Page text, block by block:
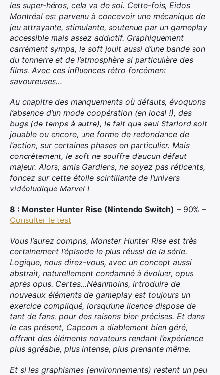
les super-héros, cela va de soi. Cette-fois, Eidos
Montréal est parvenu à concevoir une mécanique de
jeu attrayante, stimulante, soutenue par un gameplay
accessible mais assez addictif. Graphiquement
carrément sympa, le soft jouit aussi d’une bande son
du tonnerre et de l’atmosphère si particulière des
films. Avec ces influences rétro forcément
savoureuses…
Au chapitre des manquements où défauts, évoquons
l’absence d’un mode coopération (en local !), des
bugs (de temps à autre), le fait que seul Starlord soit
jouable ou encore, une forme de redondance de
l’action, sur certaines phases en particulier. Mais
concrètement, le soft ne souffre d’aucun défaut
majeur. Alors, amis Gardiens, ne soyez pas réticents,
foncez sur cette étoile scintillante de l’univers
vidéoludique Marvel !
8 : Monster Hunter Rise (Nintendo Switch) – 90% –
Consulter le test
Vous l’aurez compris, Monster Hunter Rise est très
certainement l’épisode le plus réussi de la série.
Logique, nous direz-vous, avec un concept aussi
abstrait, naturellement condamné à évoluer, opus
après opus. Certes…Néanmoins, introduire de
nouveaux éléments de gameplay est toujours un
exercice compliqué, lorsqu’une licence dispose de
tant de fans, pour des raisons bien précises. Et dans
le cas présent, Capcom a diablement bien géré,
offrant des éléments novateurs rendant l’expérience
plus agréable, plus intense, plus prenante même.
Et si les graphismes (environnements) restent un peu
Rechercher
: